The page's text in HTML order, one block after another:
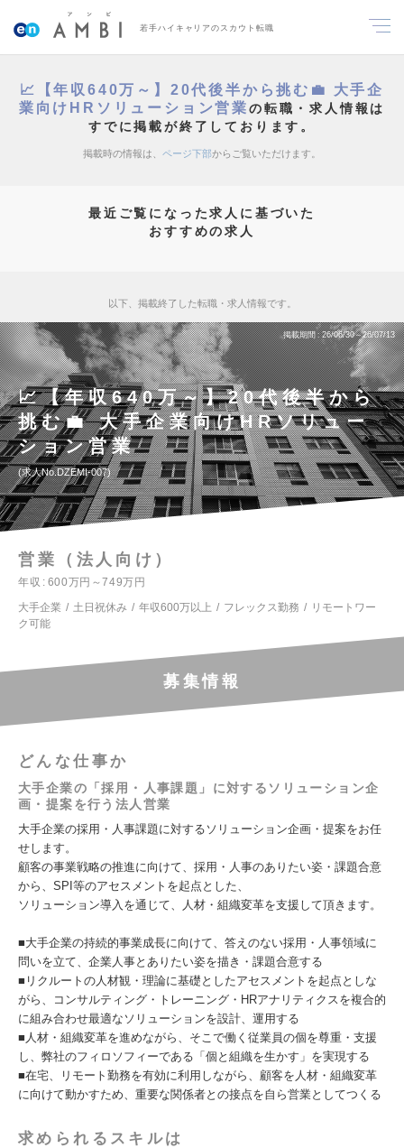
若手ハイキャリアのスカウト転職
📈【年収640万～】20代後半から挑む💼 大手企
業向けHRソリューション営業の転職・求人情報は
すでに掲載が終了しております。
掲載時の情報は、 ページ下部からご覧いただけます。
最近ご覧になった求人に基づいた
おすすめの求人
以下、掲載終了した転職・求人情報です。
掲載期間 26/06/30～26/07/13
📈【年収640万～】20代後半から
挑む💼 大手企業向けHRソリュー
ション営業
求人No.DZEMI-007
営業（法人向け）
年収
600万円～749万円
大手企業
土日祝休み 年収600万以上 フレックス勤務
リモートワー
ク可能
募集情報
どんな仕事か
大手企業の「採用・人事課題」に対するソリューション企
画・提案を行う法人営業
大手企業の採用・人事課題に対するソリューション企画・提案をお任
せします。
顧客の事業戦略の推進に向けて、採用・人事のありたい姿・課題合意
から、SPI等のアセスメントを起点とした、
ソリューション導入を通じて、人材・組織変革を支援して頂きます。
■大手企業の持続的事業成長に向けて、答えのない採用・人事領域に
問いを立て、企業人事とありたい姿を描き・課題合意する
■リクルートの人材観・理論に基礎としたアセスメントを起点としな
がら、コンサルティング・トレーニング・HRアナリティクスを複合的
に組み合わせ最適なソリューションを設計、運用する
■人材・組織変革を進めながら、そこで働く従業員の個を尊重・支援
し、弊社のフィロソフィーである「個と組織を生かす」を実現する
■在宅、リモート勤務を有効に利用しながら、顧客を人材・組織変革
に向けて動かすため、重要な関係者との接点を自ら営業としてつくる
求められるスキルは